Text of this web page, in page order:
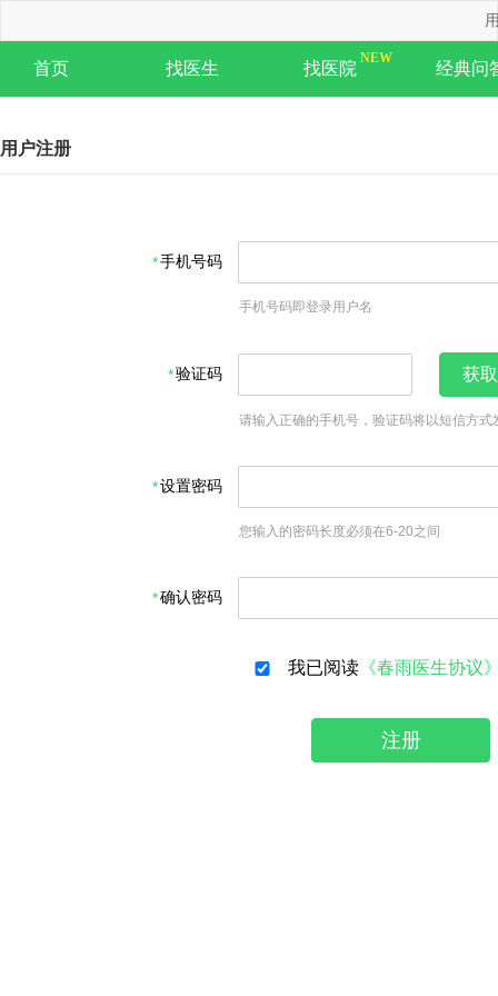
首页 找医生 找医院 经典问
用户注册
手机号码
手机号码即登录用户名
验证码 获
请输入正确的手机号，验证码将以短信方式
设置密码
您输入的密码长度必须在6-20之间
确认密码
我已阅读 《春雨医生协议
注册